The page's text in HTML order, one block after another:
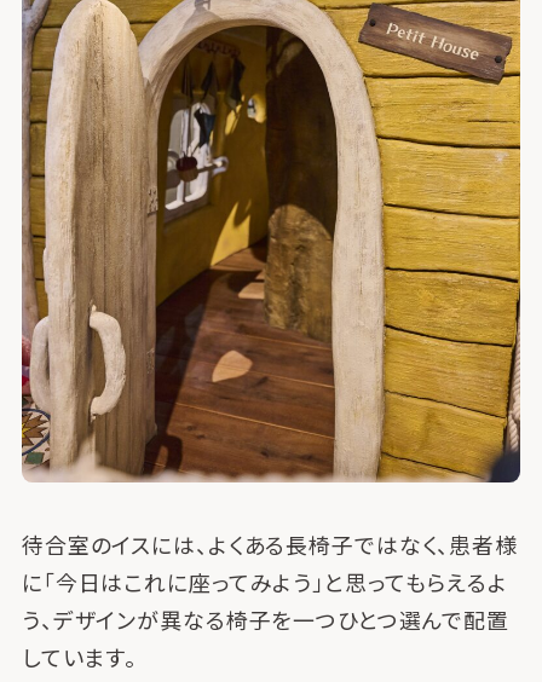
待合室のイスには、よくある長椅子ではなく、患者様
に「今日はこれに座ってみよう」と思ってもらえるよ
う、デザインが異なる椅子を一つひとつ選んで配置
しています。